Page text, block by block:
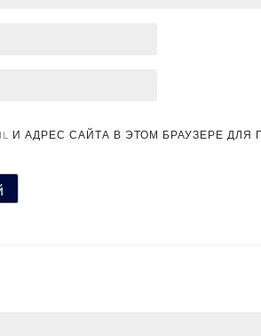
И АДРЕС САЙТА В ЭТОМ БРАУЗЕРЕ